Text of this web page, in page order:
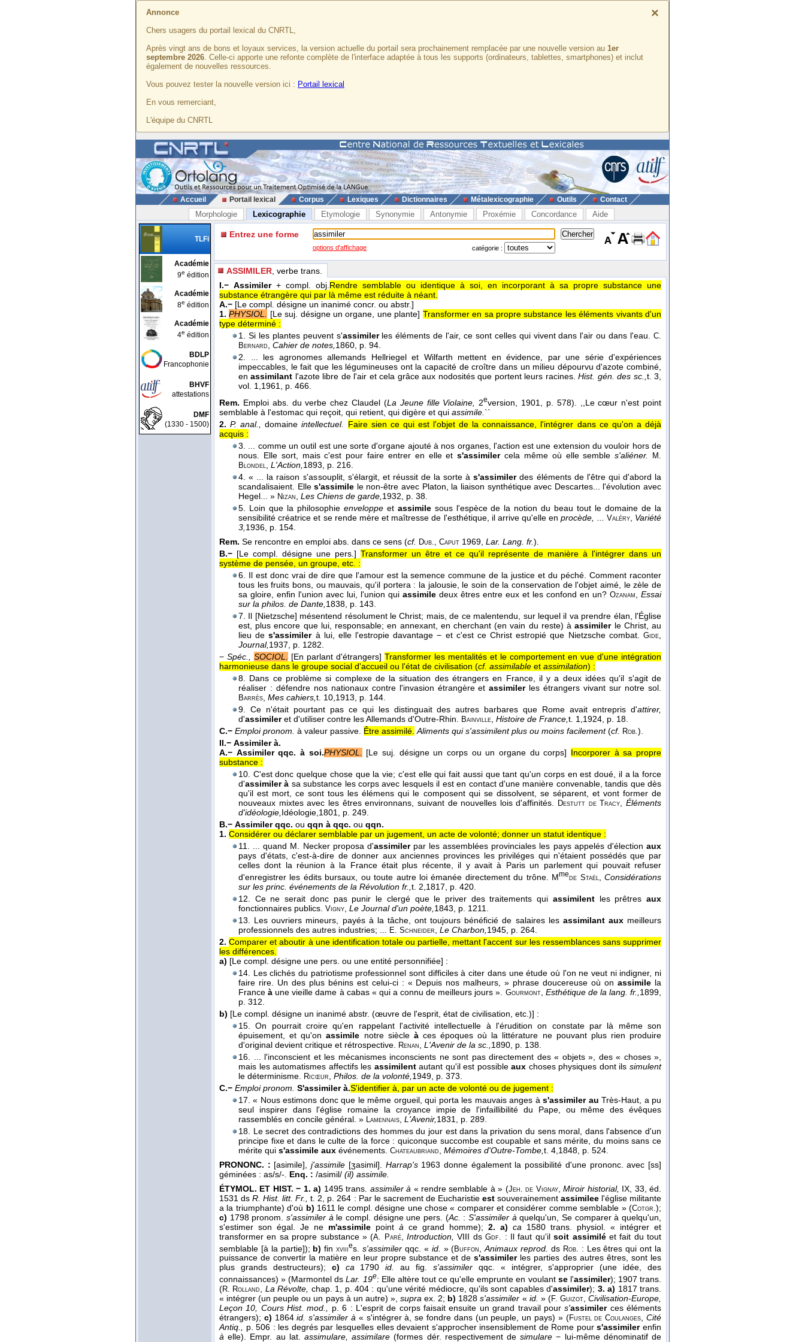
×
Annonce
Chers usagers du portail lexical du CNRTL,
Après vingt ans de bons et loyaux services, la version actuelle du portail sera prochainement remplacée par une nouvelle version au 1er
septembre 2026. Celle-ci apporte une refonte complète de l'interface adaptée à tous les supports (ordinateurs, tablettes, smartphones) et inclut
également de nouvelles ressources.
Vous pouvez tester la nouvelle version ici : Portail lexical
En vous remerciant,
L'équipe du CNRTL
Accueil Portail lexical Corpus Lexiques Dictionnaires Métalexicographie Outils Contact
Morphologie Lexicographie Etymologie Synonymie Antonymie Proxémie Concordance Aide
TLFi
Académie
9e édition
Académie
8e édition
Académie
4e édition
BDLP
Francophonie
BHVF
attestations
DMF
(1330 - 1500)
Entrez une forme
options d'affichage catégorie :
ASSIMILER , verbe trans.
I.− Assimiler+ compl. obj.Rendre semblable ou identique à soi, en incorporant à sa propre substance une
substance étrangère qui par là même est réduite à néant.
A.− [Le compl. désigne un inanimé concr. ou abstr.]
1. PHYSIOL. [Le suj. désigne un organe, une plante] Transformer en sa propre substance les éléments vivants d'un
type déterminé :
1. Si les plantes peuvent s'assimilerles éléments de l'air, ce sont celles qui vivent dans l'air ou dans l'eau. C.
Bernard, Cahier de notes,1860, p. 94.
2. ... les agronomes allemands Hellriegel et Wilfarth mettent en évidence, par une série d'expériences
impeccables, le fait que les légumineuses ont la capacité de croître dans un milieu dépourvu d'azote combiné,
enassimilant l'azote libre de l'air et cela grâce aux nodosités que portent leurs racines.Hist. gén. des sc.,t. 3,
vol. 1,1961, p. 466.
Rem. Emploi abs. du verbe chez Claudel (La Jeune fille Violaine, 2eversion, 1901, p. 578). ,,Le cœur n'est point
semblable à l'estomac qui reçoit, qui retient, qui digère et qui assimile. ``
2. P. anal., domaineintellectuel.
Faire sien ce qui est l'objet de la connaissance, l'intégrer dans ce qu'on a déjà
acquis :
3. ... comme un outil est une sorte d'organe ajouté à nos organes, l'action est une extension du vouloir hors de
nous. Elle sort, mais c'est pour faire entrer en elle ets'assimilercela même où elle sembles'aliéner.
M.
Blondel L'Action, 1893 , p. 216.
4. « ... la raison s'assouplit, s'élargit, et réussit de la sorte às'assimilerdes éléments de l'être qui d'abord la
scandalisaient. Elles'assimile le non-être avec Platon, la liaison synthétique avec Descartes... l'évolution avec
Hegel... » Nizan Les Chiens de garde, 1932 , p. 38.
5. Loin que la philosophie enveloppeet assimilesous l'espèce de la notion du beau tout le domaine de la
sensibilité créatrice et se rende mère et maîtresse de l'esthétique, il arrive qu'elle enprocède, ... Valéry, Variété
3, 1936 , p. 154.
Rem. Se rencontre en emploi abs. dans ce sens (cf. Dub., Caput 1969, Lar. Lang. fr.).
B.− [Le compl. désigne une pers.] Transformer un être et ce qu'il représente de manière à l'intégrer dans un
système de pensée, un groupe, etc. :
6. Il est donc vrai de dire que l'amour est la semence commune de la justice et du péché. Comment raconter
tous les fruits bons, ou mauvais, qu'il portera : la jalousie, le soin de la conservation de l'objet aimé, le zèle de
sa gloire, enfin l'union avec lui, l'union qui assimile deux êtres entre eux et les confond en un? Ozanam
Essai
sur la philos. de Dante, 1838 , p. 143.
7. Il [Nietzsche] mésentend résolument le Christ; mais, de ce malentendu, sur lequel il va prendre élan, l'Église
est, plus encore que lui, responsable; en annexant, en cherchant (en vain du reste) àassimilerle Christ, au
lieu des'assimilerà lui, elle l'estropie davantage − et c'est ce Christ estropié que Nietzsche combat.Gide
Journal, 1937 , p. 1282.
− Spéc., SOCIOL. [En parlant d'étrangers] Transformer les mentalités et le comportement en vue d'une intégration
harmonieuse dans le groupe social d'accueil ou l'état de civilisation (cf. assimilable et assimilation) :
8. Dans ce problème si complexe de la situation des étrangers en France, il y a deux idées qu'il s'agit de
réaliser : défendre nos nationaux contre l'invasion étrangère etassimilerles étrangers vivant sur notre sol.
Barrès Mes cahiers, t. 10, 1913 , p. 144.
9. Ce n'était pourtant pas ce qui les distinguait des autres barbares que Rome avait entrepris d'attirer,
d'assimileret d'utiliser contre les Allemands d'Outre-Rhin. Bainville Histoire de France, t. 1, 1924 , p. 18.
C.− Emploi pronom. à valeur passive. Être assimilé. Aliments qui s'assimilent plus ou moins facilement(cf. Rob.).
II.− Assimiler à.
A.− Assimiler qqc. à soi.PHYSIOL. [Le suj. désigne un corps ou un organe du corps] Incorporer à sa propre
substance :
10. C'est donc quelque chose que la vie; c'est elle qui fait aussi que tant qu'un corps en est doué, il a la force
d'assimiler à sa substance les corps avec lesquels il est en contact d'une manière convenable, tandis que dès
qu'il est mort, ce sont tous les élémens qui le composent qui se dissolvent, se séparent, et vont former de
nouveaux mixtes avec les êtres environnans, suivant de nouvelles lois d'affinités.
Destutt de Tracy ,Éléments
d'idéologie, Idéologie, 1801
, p. 249.
B.− Assimiler qqc. ou qqn à qqc. ou qqn.
1. Considérer ou déclarer semblable par un jugement, un acte de volonté; donner un statut identique :
11. ... quand M. Necker proposa d'assimilerpar les assemblées provinciales les pays appelés d'électionaux
pays d'états, c'est-à-dire de donner aux anciennes provinces les priviléges qui n'étaient possédés que par
celles dont la réunion à la France était plus récente, il y avait à Paris un parlement qui pouvait refuser
d'enregistrer les édits bursaux, ou toute autre loi émanée directement du trône. Mmede Staël ,Considérations
sur les princ. événements de la Révolution fr., t. 2, 1817 , p. 420.
12. Ce ne serait donc pas punir le clergé que le priver des traitements qui assimilentles prêtresaux
fonctionnaires publics. Vigny Le Journal d'un poète, 1843 , p. 1211.
13. Les ouvriers mineurs, payés à la tâche, ont toujours bénéficié de salaires les assimilant auxmeilleurs
professionnels des autres industries; ...
E. Schneider Le Charbon, 1945 , p. 264.
2. Comparer et aboutir à une identification totale ou partielle, mettant l'accent sur les ressemblances sans supprimer
les différences.
a) [Le compl. désigne une pers. ou une entité personnifiée] :
14. Les clichés du patriotisme professionnel sont difficiles à citer dans une étude où l'on ne veut ni indigner, ni
faire rire. Un des plus bénins est celui-ci : « Depuis nos malheurs, » phrase doucereuse où onassimile la
Franceà une vieille dame à cabas « qui a connu de meilleurs jours ». Gourmont, Esthétique de la lang. fr., 1899
p. 312.
b) [Le compl. désigne un inanimé abstr. (œuvre de l'esprit, état de civilisation, etc.)] :
15. On pourrait croire qu'en rappelant l'activité intellectuelle à l'érudition on constate par là même son
épuisement, et qu'onassimile notre siècle àces époques où la littérature ne pouvant plus rien produire
d'original devient critique et rétrospective.
Renan L'Avenir de la sc., 1890 , p. 138.
16. ... l'inconscient et les mécanismes inconscients ne sont pas directement des « objets », des « choses »,
mais les automatismes affectifs les assimilentautant qu'il est possibleaux choses physiques dont ilssimulent
le déterminisme.
Ricœur Philos. de la volonté, 1949 , p. 373.
C.− Emploi pronom. S'assimiler à.S'identifier à, par un acte de volonté ou de jugement :
17. « Nous estimons donc que le même orgueil, qui porta les mauvais anges às'assimiler au Très-Haut, a pu
seul inspirer dans l'église romaine la croyance impie de l'infaillibilité du Pape, ou même des évêques
rassemblés en concile général. »
Lamennais L'Avenir, 1831
, p. 289.
18. Le secret des contradictions des hommes du jour est dans la privation du sens moral, dans l'absence d'un
principe fixe et dans le culte de la force : quiconque succombe est coupable et sans mérite, du moins sans ce
mérite qui s'assimile aux événements. Chateaubriand Mémoires d'Outre-Tombe, t. 4, 1848 , p. 524.
PRONONC. : [asimile],j'assimile [ʒasimil]. Harrap's1963 donne également la possibilité d'une prononc. avec [ss]
géminées : as/s/-. Enq. : /asimil/ (il) assimile.
ÉTYMOL. ET HIST. − 1. a) 1495 trans. assimiler à « rendre semblable à » (Jeh. de Vignay,Miroir historial, IX, 33, éd.
1531 dsR. Hist. litt. Fr., t. 2, p. 264 : Par le sacrement de Eucharistie estsouverainement assimileel'église militante
a la triumphante) d'où b) 1611 le compl. désigne une chose « comparer et considérer comme semblable » (Cotgr.);
c) 1798 pronom. s'assimiler à le compl. désigne une pers. (Ac. :S'assimiler à quelqu'un, Se comparer à quelqu'un,
s'estimer son égal. Je ne m'assimile point à ce grand homme); 2. a) ca 1580 trans. physiol. « intégrer et
transformer en sa propre substance » (A. Paré,Introduction, VIII dsGdf. : Il faut qu'ilsoit assimiléet fait du tout
semblable [à la partie]); b) finxviiies.s'assimiler qqc. « id. » (Buffon ,Animaux reprod. ds Rob.
: Les êtres qui ont la
puissance de convertir la matière en leur propre substance et des'assimilerles parties des autres êtres, sont les
plus grands destructeurs); c) ca1790id. au fig. s'assimilerqqc. « intégrer, s'approprier (une idée, des
connaissances) » (Marmontel dsLar. 19e: Elle altère tout ce qu'elle emprunte en voulant sel'assimiler); 1907 trans.
(R. Rolland La Révolte, chap. 1, p. 404 : qu'une vérité médiocre, qu'ils sont capables d'assimiler); 3. a) 1817 trans.
« intégrer (un peuple ou un pays à un autre) », supraex. 2; b) 1828s'assimiler « id. » (F. Guizot,Civilisation-Europe,
Leçon 10, Cours Hist. mod.,
p. 6 : L'esprit de corps faisait ensuite un grand travail pours'assimilerces éléments
étrangers); c) 1864id. s'assimiler à « s'intégrer à, se fondre dans (un peuple, un pays) » (Fustel de Coulanges ,Cité
Antiq.,
p. 506 : les degrés par lesquelles elles devaient s'approcher insensiblement de Rome pours'assimilerenfin
à elle). Empr. au lat. assimulare, assimilare (formes dér. respectivement desimulare − lui-même dénominatif de